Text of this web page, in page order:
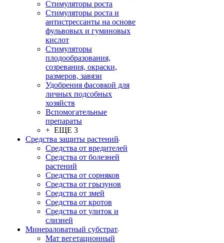
Стимуляторы роста
Стимуляторы роста и
антистрессанты на основе
фульвовых и гуминовых
кислот
Стимуляторы
плодообразования,
созревания, окраски,
размеров, завязи
Удобрения фасовкой для
личных подсобных
хозяйств
Вспомогательные
препараты
+ ЕЩЕ 3
Средства защиты растений
Средства от вредителей
Средства от болезней
растений
Средства от сорняков
Средства от грызунов
Средства от змей
Средства от кротов
Средства от улиток и
слизней
Минераловатный субстрат
Мат вегетационный